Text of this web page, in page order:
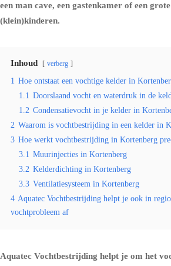
een man cave, een gastenkamer of een
(klein)kinderen.
Inhoud verberg
1 Hoe ontstaat een vochtige kelder in
1.1 Doorslaand vocht en waterdruk in de
1.2 Condensatievocht in je kelder in
2 Waarom is vochtbestrijding in een kelder in
3 Hoe werkt vochtbestrijding in Kortenberg
3.1 Muurinjecties in Kortenberg
3.2 Kelderdichting in Kortenberg
3.3 Ventilatiesysteem in Kortenberg
4 Aquatec Vochtbestrijding helpt je ook in
vochtprobleem af
Aquatec Vochtbestrijding helpt je om het